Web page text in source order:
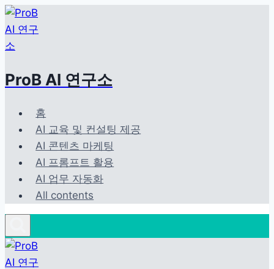
Skip
to
content
ProB AI 연구소
홈
AI 교육 및 컨설팅 제공
AI 콘텐츠 마케팅
AI 프롬프트 활용
AI 업무 자동화
All contents